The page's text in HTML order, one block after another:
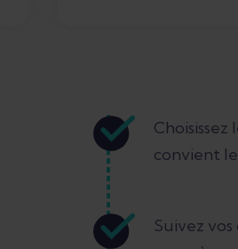
convient
Suivez